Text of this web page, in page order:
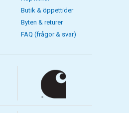
Butik & öppettider
Byten & returer
FAQ (frågor & svar)